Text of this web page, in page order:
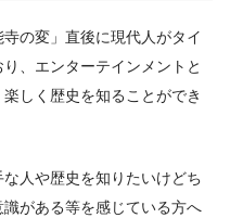
の変」直後に現代人がタイ
、エンターテインメントと
しく歴史を知ることができ
人や歴史を知りたいけどち
がある等を感じている方へ